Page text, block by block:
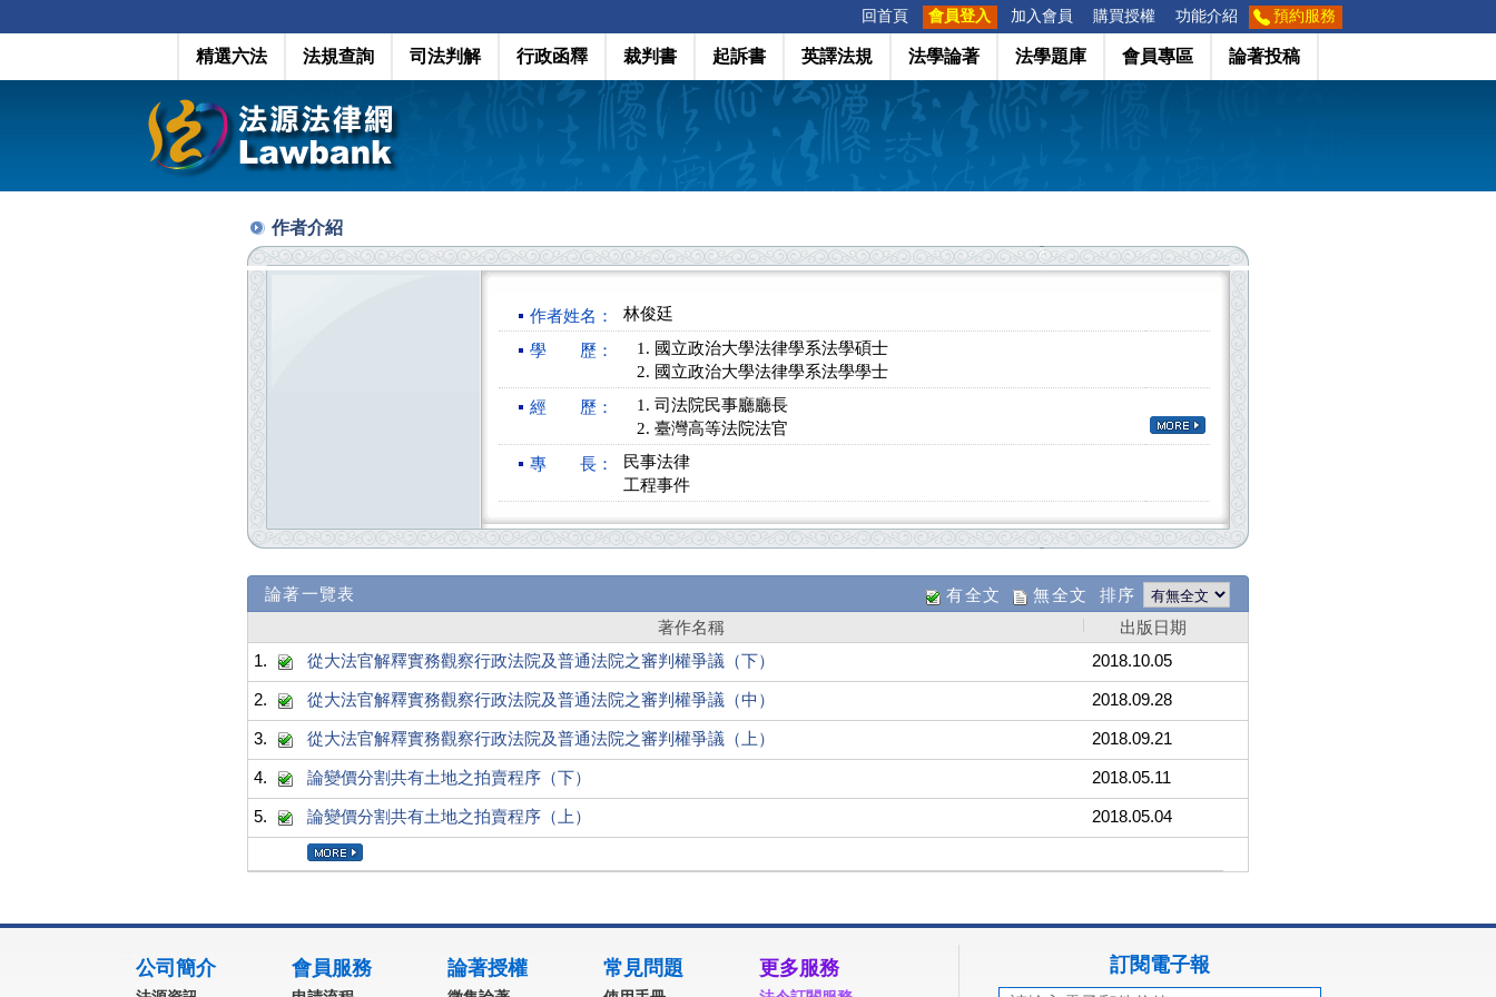
回首頁 會員登入 加入會員 購買授權 功能介紹 預約服務
精選六法 法規查詢 司法判解 行政函釋 裁判書 起訴書 英譯法規 法學論著 法學題庫 會員專區 論著投稿
作者介紹
作者姓名： 林俊廷
學 歷：
國立政治大學法律學系法學碩士
國立政治大學法律學系法學學士
經 歷：
司法院民事廳廳長
臺灣高等法院法官
專 長：
民事法律
工程事件
論著一覽表 有全文 無全文 排序
著作名稱
出版日期
1.
從大法官解釋實務觀察行政法院及普通法院之審判權爭議（下） 2018.10.05
2. 從大法官解釋實務觀察行政法院及普通法院之審判權爭議（中） 2018.09.28
3. 從大法官解釋實務觀察行政法院及普通法院之審判權爭議（上） 2018.09.21
4. 論變價分割共有土地之拍賣程序（下） 2018.05.11
5. 論變價分割共有土地之拍賣程序（上） 2018.05.04
公司簡介 會員服務 論著授權 常見問題 更多服務 訂閱電子報